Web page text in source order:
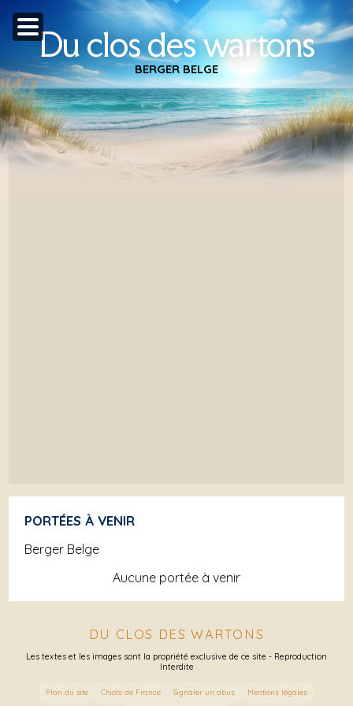
Du clos des wartons
BERGER BELGE
PORTÉES À VENIR
Berger Belge
Aucune portée à venir
DU CLOS DES WARTONS
Les textes et les images sont la propriété exclusive de ce site - Reproduction
Interdite
Plan du site Chiots de France Signaler un abus Mentions légales